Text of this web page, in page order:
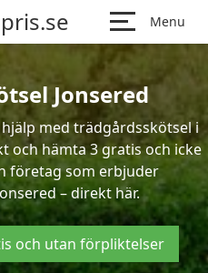
Menu
Jonsered
med trädgårdsskötsel i
och hämta 3 gratis och icke
företag som erbjuder
– direkt här.
och utan förpliktelser